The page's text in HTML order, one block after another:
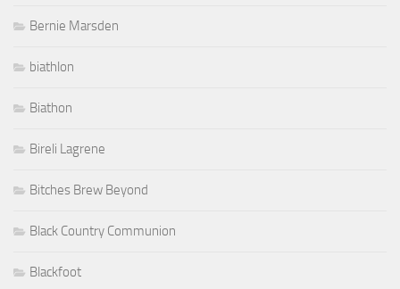
Bernie Marsden
biathlon
Biathon
Bireli Lagrene
Bitches Brew Beyond
Black Country Communion
Blackfoot